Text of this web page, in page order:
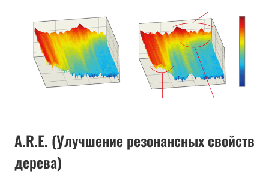
A.R.E. (Улучшение резонансных свойств
дерева)